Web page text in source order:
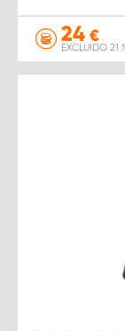
24 €
EXCLUIDO 21